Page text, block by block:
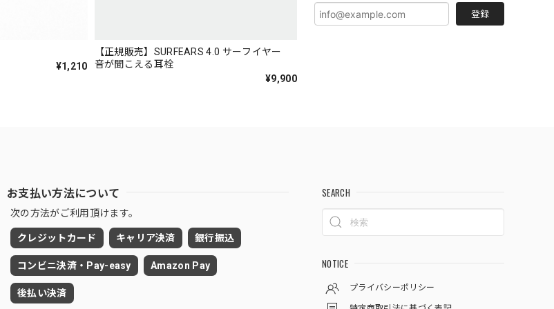
登録
¥1,210
【正規販売】SURFEARS 4.0 サーフイヤー
音が聞こえる耳栓
¥9,900
お支払い方法について
次の方法がご利用頂けます。
クレジットカード キャリア決済 銀行振込
コンビニ決済・Pay-easy Amazon Pay
後払い決済
SEARCH
NOTICE
プライバシーポリシー